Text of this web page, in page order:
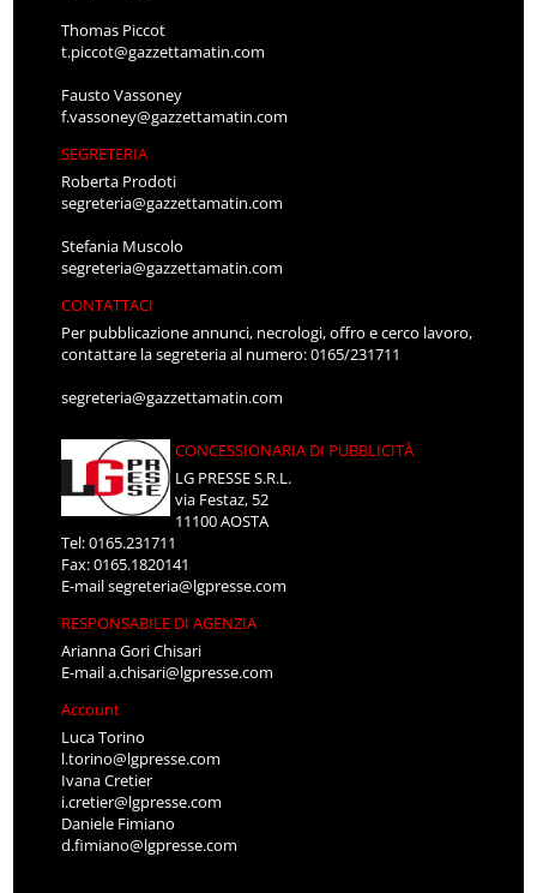
Thomas Piccot
t.piccot@gazzettamatin.com
Fausto Vassoney
f.vassoney@gazzettamatin.com
SEGRETERIA
Roberta Prodoti
segreteria@gazzettamatin.com
Stefania Muscolo
segreteria@gazzettamatin.com
CONTATTACI
Per pubblicazione annunci, necrologi, offro e cerco lavoro,
contattare la segreteria al numero: 0165/231711
segreteria@gazzettamatin.com
CONCESSIONARIA DI PUBBLICITÀ
LG PRESSE S.R.L.
via Festaz, 52
11100 AOSTA
Tel: 0165.231711
Fax: 0165.1820141
E-mailsegreteria@lgpresse.com
RESPONSABILE DI AGENZIA
Arianna Gori Chisari
E-maila.chisari@lgpresse.com
Account
Luca Torino
l.torino@lgpresse.com
Ivana Cretier
i.cretier@lgpresse.com
Daniele Fimiano
d.fimiano@lgpresse.com